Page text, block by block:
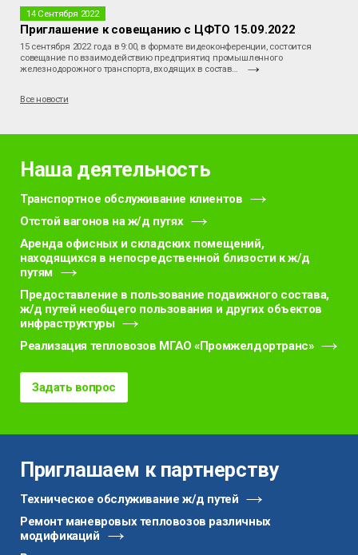
14 Сентября 2022
Приглашение к совещанию с ЦФТО 15.09.2022
15 сентября 2022 года в 9:00, в формате видеоконференции, состоится
совещание по взаимодействию предприятиq промышленного
железнодорожного транспорта, входящих в состав…
Все новости
Наша деятельность
Транспортное обслуживание клиентов
Отстой вагонов на ж/д путях
Аренда офисных и складских помещений,
находящихся в непосредственной близости к ж/д
путям
Предоставление в пользование подвижного состава,
ж/д путей необщего пользования и других объектов
инфраструктуры
Реализация тепловозов МГАО «Промжелдортранс»
Задать вопрос
Приглашаем к партнерству
Техническое обслуживание ж/д путей
Ремонт маневровых тепловозов различных
модификаций